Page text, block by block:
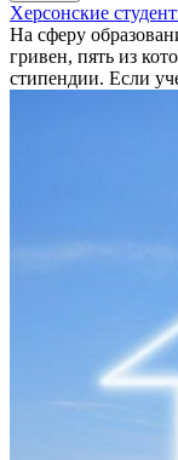
Херсонские
На сферу
гривен, пять из
стипендии. Если